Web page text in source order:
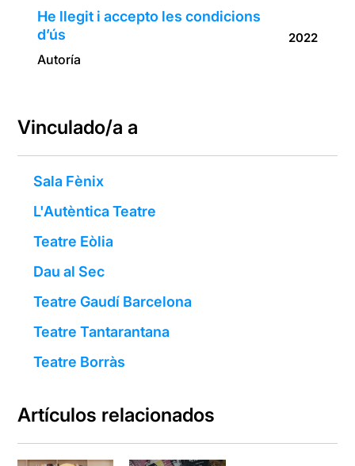
He llegit i accepto les condicions
d’ús
Autoría
2022
Vinculado/a a
Sala Fènix
L'Autèntica Teatre
Teatre Eòlia
Dau al Sec
Teatre Gaudí Barcelona
Teatre Tantarantana
Teatre Borràs
Artículos relacionados